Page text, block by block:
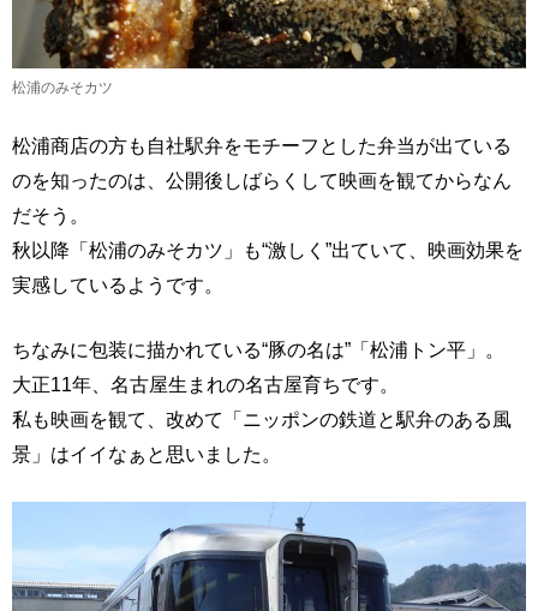
松浦のみそカツ
松浦商店の方も自社駅弁をモチーフとした弁当が出ている
のを知ったのは、公開後しばらくして映画を観てからなん
だそう。
秋以降「松浦のみそカツ」も“激しく”出ていて、映画効果を
実感しているようです。
ちなみに包装に描かれている“豚の名は”「松浦トン平」。
大正11年、名古屋生まれの名古屋育ちです。
私も映画を観て、改めて「ニッポンの鉄道と駅弁のある風
景」はイイなぁと思いました。